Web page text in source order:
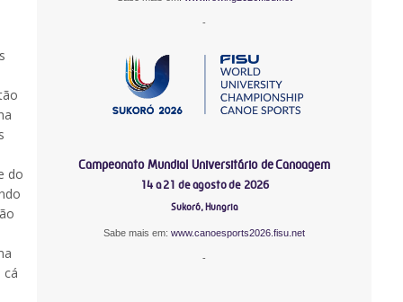
do
cá
-
Campeonato Mundial Universitário de Canoagem
14 a 21 de agosto de 2026
Sukoró, Hungria
Sabe mais em:www.canoesports2026.fisu.net
-